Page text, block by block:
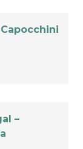
–